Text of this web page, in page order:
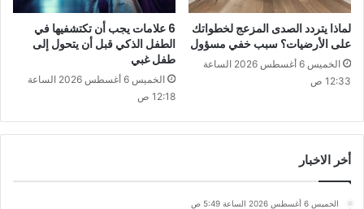
لماذا يتردد الصدى المزعج لخطواتك
على الأرضيات؟ سبب خفي مسؤول
الخميس 6 أغسطس 2026 الساعة
12:33 ص
6 علامات يجب أن تكتشفيها في
الطفل الذكي قبل أن يتحول إلى
طفل غبي
الخميس 6 أغسطس 2026 الساعة
12:18 ص
أخر الاخبار
الخميس 6 أغسطس 2026 الساعة 5:49 ص